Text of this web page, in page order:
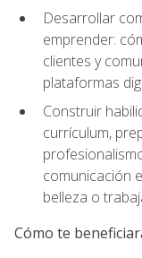
Desarrollar
emprender:
clientes y
plataformas
Construir
currículum,
comunicación
belleza o
Cómo te